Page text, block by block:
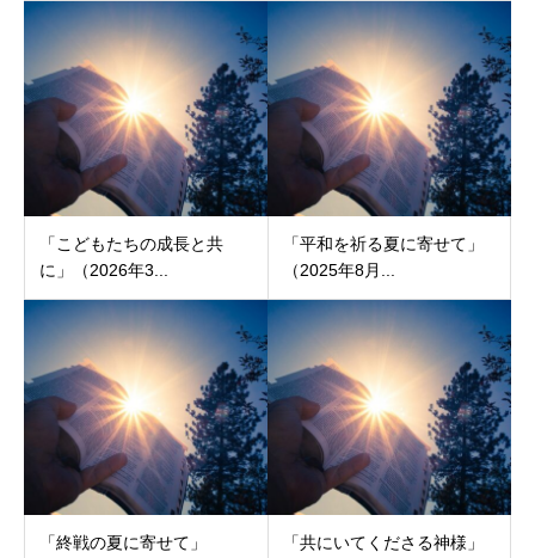
「こどもたちの成長と共
に」（2026年3...
「平和を祈る夏に寄せて」
（2025年8月...
「終戦の夏に寄せて」
「共にいてくださる神様」